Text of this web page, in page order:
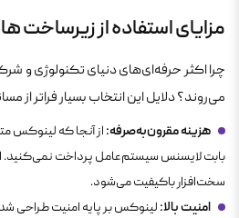
مزایای استفاده از زیرساخت
چرا اکثر حرفه‌ای‌های دنیای تکنولوژی و
می‌روند؟ دلایل این انتخاب بسیار فراتر از
هزینه مقرون‌به‌صرفه:از آنجا که لینوکس
بابت لایسنس سیستم‌عامل پرداخت نمی‌کنید.
سخت‌افزار باکیفیت می‌شود.
امنیت بالا:لینوکس بر پایه امنیت طراحی